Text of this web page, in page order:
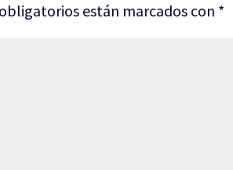
están marcados con *